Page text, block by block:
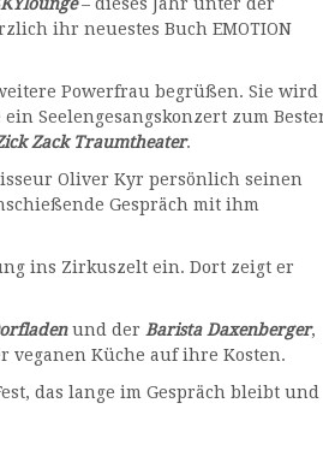
ihr neuestes Buch EMOTION
Powerfrau begrüßen. Sie wird
Seelengesangskonzert zum
Zack Traumtheater.
Oliver Kyr persönlich seinen
Gespräch mit ihm
ins Zirkuszelt ein. Dort zeigt er
und der Barista Daxenberger,
veganen Küche auf ihre Kosten.
das lange im Gespräch bleibt und